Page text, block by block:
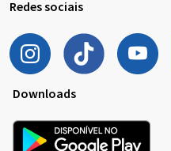
Redes sociais
Downloads